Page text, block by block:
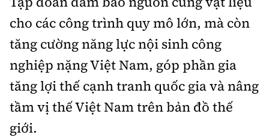
cho các công trình quy mô lớn, mà còn
tăng cường năng lực nội sinh công
nghiệp nặng Việt Nam, góp phần gia
tăng lợi thế cạnh tranh quốc gia và nâng
tầm vị thế Việt Nam trên bản đồ thế
giới.